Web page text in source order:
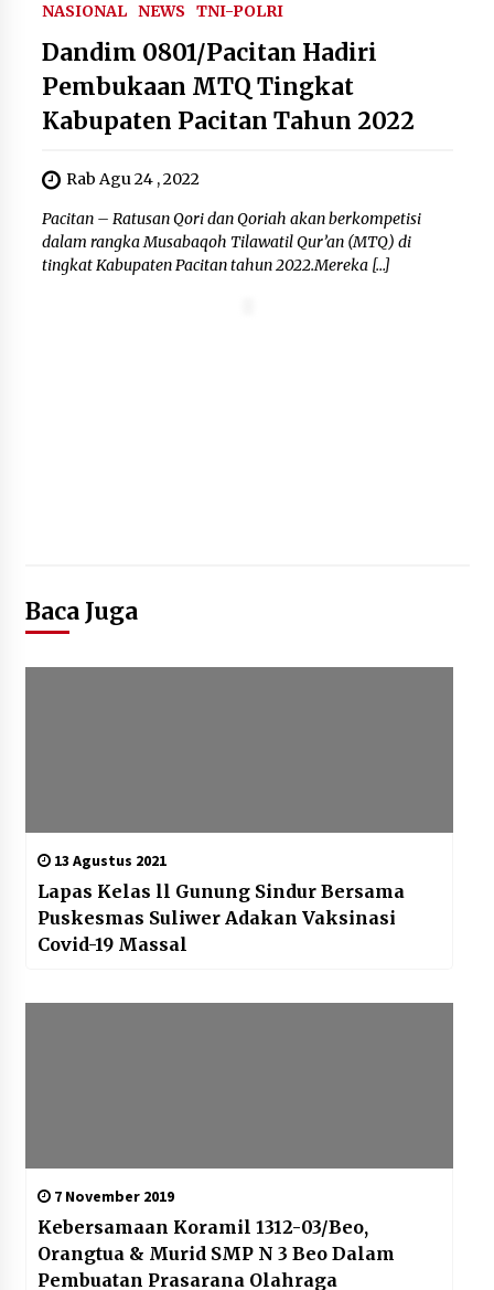
NASIONAL NEWS TNI-POLRI
Dandim 0801/Pacitan Hadiri
Pembukaan MTQ Tingkat
Kabupaten Pacitan Tahun 2022
Rab Agu 24 , 2022
Pacitan – Ratusan Qori dan Qoriah akan berkompetisi
dalam rangka Musabaqoh Tilawatil Qur’an (MTQ) di
tingkat Kabupaten Pacitan tahun 2022.Mereka […]
Baca Juga
13 Agustus 2021
Lapas Kelas ll Gunung Sindur Bersama
Puskesmas Suliwer Adakan Vaksinasi
Covid-19 Massal
7 November 2019
Kebersamaan Koramil 1312-03/Beo,
Orangtua & Murid SMP N 3 Beo Dalam
Pembuatan Prasarana Olahraga